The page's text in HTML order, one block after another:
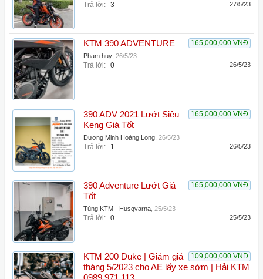
Trả lời: 3 27/5/23
165,000,000 VNĐ
KTM 390 ADVENTURE
Phạm huy 26/5/23
Trả lời: 0 26/5/23
165,000,000 VNĐ
390 ADV 2021 Lướt Siêu
Keng Giá Tốt
Dương Minh Hoàng Long 26/5/23
Trả lời: 1 26/5/23
165,000,000 VNĐ
390 Adventure Lướt Giá
Tốt
Tùng KTM - Husqvarna 25/5/23
Trả lời: 0 25/5/23
109,000,000 VNĐ
KTM 200 Duke | Giảm giá
tháng 5/2023 cho AE lấy xe sớm | Hải KTM